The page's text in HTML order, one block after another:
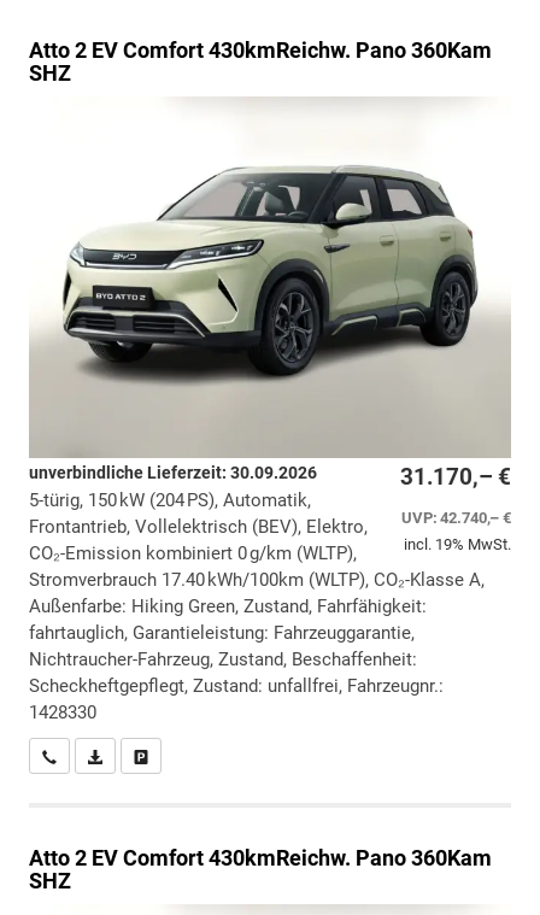
Atto 2 EV Comfort 430kmReichw. Pano 360Kam
SHZ
31.170,– €
UVP:42.740,– €
incl. 19% MwSt.
unverbindliche Lieferzeit: 30.09.2026
5-türig, 150 kW (204 PS), Automatik,
Frontantrieb, Vollelektrisch (BEV), Elektro,
CO₂-Emission kombiniert 0 g/km (WLTP),
Stromverbrauch 17.40 kWh/100km (WLTP), CO₂-Klasse A,
Außenfarbe: Hiking Green, Zustand, Fahrfähigkeit:
fahrtauglich, Garantieleistung: Fahrzeuggarantie,
Nichtraucher-Fahrzeug, Zustand, Beschaffenheit:
Scheckheftgepflegt, Zustand: unfallfrei, Fahrzeugnr.:
1428330
Wir rufen Sie anPDF-Datei, Fahrzeugexposé drucken
Atto 2 EV Comfort 430kmReichw. Pano 360Kam
SHZ